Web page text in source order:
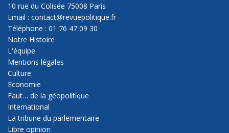
10 rue du Colisée 75008 Paris
Email : contact@revuepolitique.fr
Téléphone : 01 76 47 09 30
Notre Histoire
L'équipe
Mentions légales
Culture
Economie
Faut… de la géopolitique
International
La tribune du parlementaire
Libre opinion